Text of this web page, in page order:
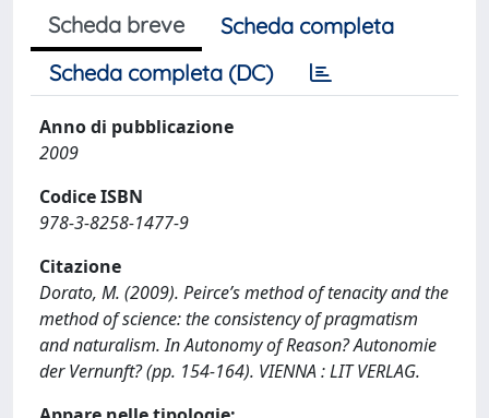
Scheda breve
Scheda completa
Scheda completa (DC)
Anno di pubblicazione
2009
Codice ISBN
978-3-8258-1477-9
Citazione
Dorato, M. (2009). Peirce’s method of tenacity and the
method of science: the consistency of pragmatism
and naturalism. In Autonomy of Reason? Autonomie
der Vernunft? (pp. 154-164). VIENNA : LIT VERLAG.